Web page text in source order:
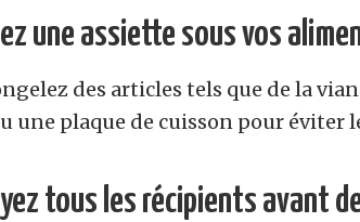
une assiette sous vos
des articles tels que de la
une plaque de cuisson pour éviter
tous les récipients avant